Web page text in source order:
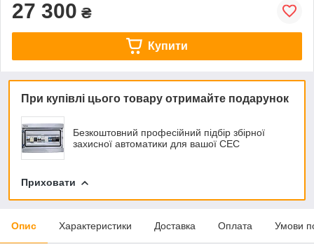
27 300 ₴
Купити
При купівлі цього товару отримайте подарунок
Безкоштовний професійний підбір збірної
захисної автоматики для вашої СЕС
Приховати
Опис Характеристики Доставка Оплата Умови